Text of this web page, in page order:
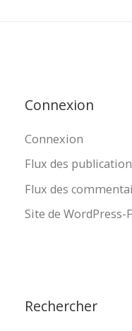
Connexion
Connexion
Flux des
Flux des
Site de WordPress-
Rechercher